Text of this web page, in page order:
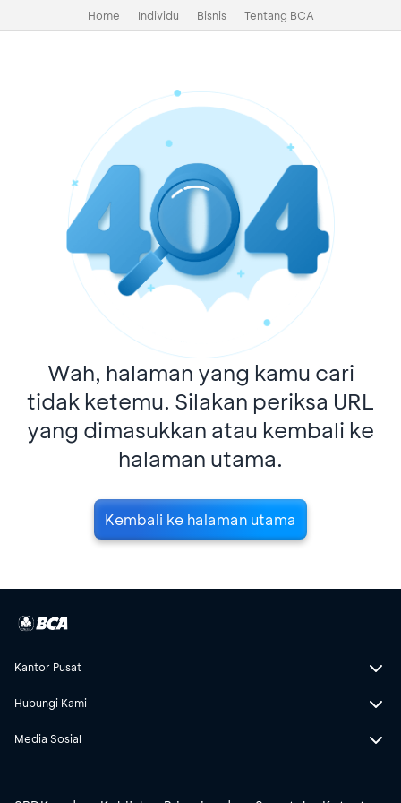
Home Individu Bisnis Tentang BCA
Wah, halaman yang kamu cari
tidak ketemu. Silakan periksa URL
yang dimasukkan atau kembali ke
halaman utama.
Kembali ke halaman utama
Kantor Pusat
Hubungi Kami
Media Sosial